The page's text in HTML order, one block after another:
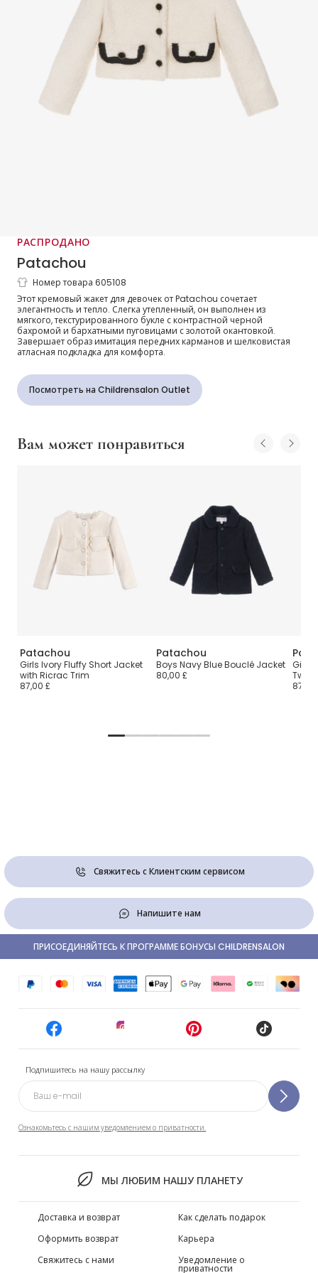
РАСПРОДАНО
Patachou
Жакет букле кремовый с черной
бахромой для девочек
Номер товара 605108
Этот кремовый жакет для девочек от Patachou сочетает
элегантность и тепло. Слегка утепленный, он выполнен из
мягкого, текстурированного букле с контрастной черной
бахромой и бархатными пуговицами с золотой окантовкой.
Завершает образ имитация передних карманов и шелковистая
атласная подкладка для комфорта.
Посмотреть на Childrensalon Outlet
Вам может понравиться
Patachou
Girls Ivory Fluffy Short Jacket
with Ricrac Trim
87,00 £
Patachou
Boys Navy Blue Bouclé Jacket
80,00 £
Girls
87,00
Свяжитесь с Клиентским сервисом
Напишите нам
Подпишитесь на нашу рассылку
Ознакомьтесь с нашим уведомлением о приватности.
МЫ ЛЮБИМ НАШУ ПЛАНЕТУ
ПРИСОЕДИНЯЙТЕСЬ К ПРОГРАММЕ БОНУСЫ CHILDRENSALON
Доставка и возврат
Оформить возврат
Свяжитесь с нами
Как сделать подарок
Карьера
Уведомление о
приватности